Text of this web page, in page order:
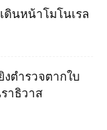
ดินหน้าโมโนเรล
ตำรวจตากใบ
าธิวาส